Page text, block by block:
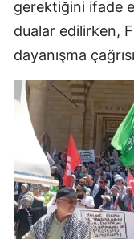
gerektiğini ifade
dualar edilirken,
dayanışma